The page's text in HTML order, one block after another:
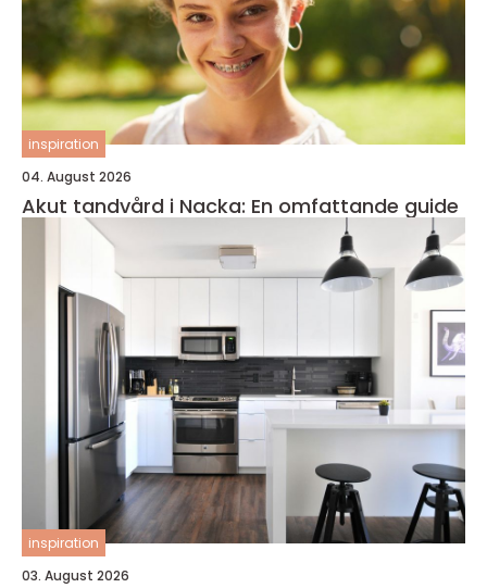
inspiration
04. August 2026
Akut tandvård i Nacka: En omfattande guide
inspiration
03. August 2026